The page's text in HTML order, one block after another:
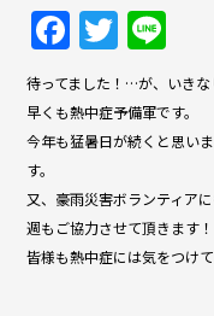
F
a
c
e
b
o
o
T
w
itt
er
n
e
待ってました！…が、いきな
早くも熱中症予備軍です。
今年も猛暑日が続くと思い
す。
又、豪雨災害ボランティア
週もご協力させて頂きます！
皆様も熱中症には気をつけ